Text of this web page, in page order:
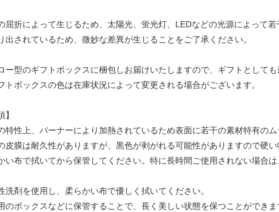
屈折によって生じるため、太陽光、蛍光灯、LEDなどの光源によって若
出されているため、微妙な差異が生じることをご了承ください。
ー型のギフトボックスに梱包しお届けいたしますので、ギフトとしても
トボックスの色は在庫状況によって変更される場合がございます。
特性上、バーナーにより加熱されているため表面に若干の素材特有の
皮膜は耐久性がありますが、黒色が剥がれる可能性がありますので硬い
い布で拭いてから保管してください。特に長時間ご使用されない場合
洗剤を使用し、柔らかい布で優しく拭いてください。
のボックスなどに保管することで、長く美しい状態を保つことができま